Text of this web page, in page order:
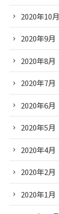
2020年10月
2020年9月
2020年8月
2020年7月
2020年6月
2020年5月
2020年4月
2020年2月
2020年1月